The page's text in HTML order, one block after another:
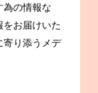
為の情報な
をお届けいた
寄り添うメデ